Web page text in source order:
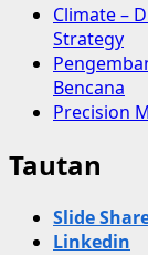
Climate –
Strategy
Bencana
Precision
Tautan
Slide
Linkedin